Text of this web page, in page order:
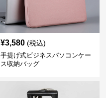
¥3,580 (税込)
手提げ式ビジネスパソコンケー
ス収納バッグ